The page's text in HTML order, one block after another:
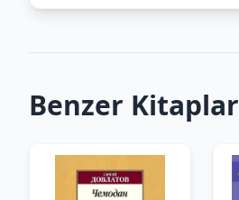
Benzer Kitaplar